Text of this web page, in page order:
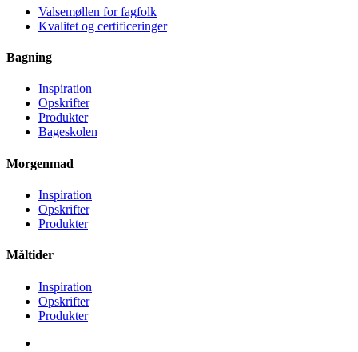
Valsemøllen for fagfolk
Kvalitet og certificeringer
Bagning
Inspiration
Opskrifter
Produkter
Bageskolen
Morgenmad
Inspiration
Opskrifter
Produkter
Måltider
Inspiration
Opskrifter
Produkter